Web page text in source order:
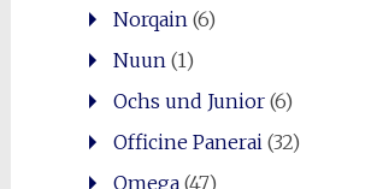
Norqain (6)
Nuun (1)
Ochs und Junior(6)
Officine Panerai (32)
Omega(47)